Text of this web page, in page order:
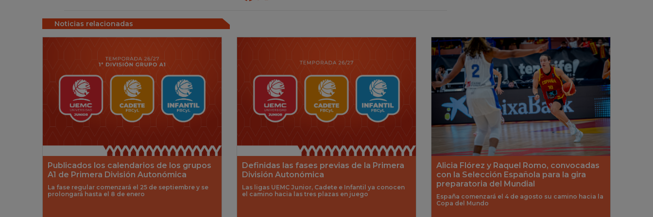
Noticias relacionadas
Publicados los calendarios de los grupos
A1 de Primera División Autonómica
La fase regular comenzará el 25 de septiembre y se
prolongará hasta el 8 de enero
Definidas las fases previas de la Primera
División Autonómica
Las ligas UEMC Junior, Cadete e Infantil ya conocen
el camino hacia las tres plazas en juego
Alicia Flórez y Raquel Romo, convocadas
con la Selección Española para la gira
preparatoria del Mundial
España comenzará el 4 de agosto su camino hacia la
Copa del Mundo